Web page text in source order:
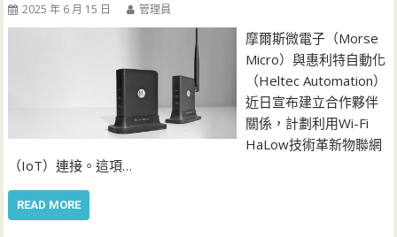
2025 年 6 月 15 日 管理員
摩爾斯微電子（Morse
Micro）與惠利特自動化
（Heltec Automation）
近日宣布建立合作夥伴
關係，計劃利用Wi-Fi
HaLow技術革新物聯網
（IoT）連接。這項…
READ MORE